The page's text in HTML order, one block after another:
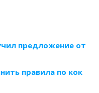
предложение от
правила по кок